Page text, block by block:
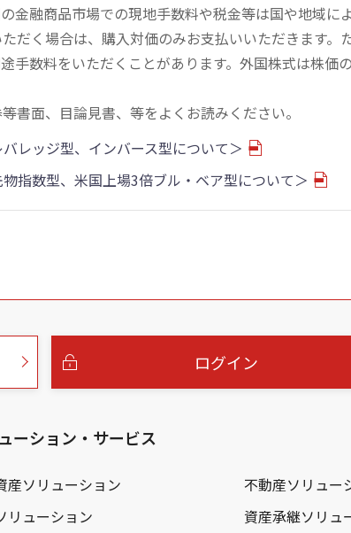
金融商品市場での現地手数料や税金等は国や地域に
だく場合は、購入対価のみお支払いいただきます。
手数料をいただくことがあります。外国株式は株価
書面、目論見書、等をよくお読みください。
レッジ型、インバース型について＞
指数型、米国上場3倍ブル・ベア型について＞
ログイン
ーション・サービス
産ソリューション 不動産ソリュー
リューション
資産承継ソリュ